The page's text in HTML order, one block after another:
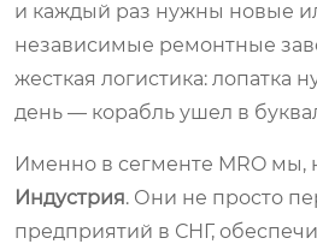
и каждый раз нужны новые
независимые ремонтные
жесткая логистика: лопатка
день — корабль ушел в
Именно в сегменте MRO мы,
Индустрия. Они не просто
предприятий в СНГ,